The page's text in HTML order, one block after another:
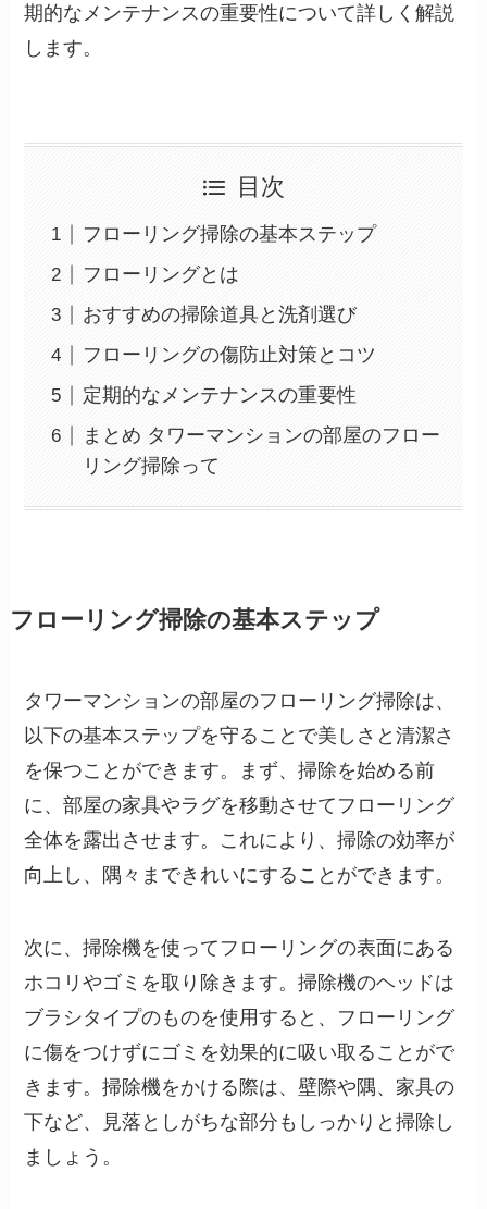
期的なメンテナンスの重要性について詳しく解説
します。
目次
フローリング掃除の基本ステップ
フローリングとは
おすすめの掃除道具と洗剤選び
フローリングの傷防止対策とコツ
定期的なメンテナンスの重要性
まとめ タワーマンションの部屋のフロー
リング掃除って
フローリング掃除の基本ステップ
タワーマンションの部屋のフローリング掃除は、
以下の基本ステップを守ることで美しさと清潔さ
を保つことができます。まず、掃除を始める前
に、部屋の家具やラグを移動させてフローリング
全体を露出させます。これにより、掃除の効率が
向上し、隅々まできれいにすることができます。
次に、掃除機を使ってフローリングの表面にある
ホコリやゴミを取り除きます。掃除機のヘッドは
ブラシタイプのものを使用すると、フローリング
に傷をつけずにゴミを効果的に吸い取ることがで
きます。掃除機をかける際は、壁際や隅、家具の
下など、見落としがちな部分もしっかりと掃除し
ましょう。